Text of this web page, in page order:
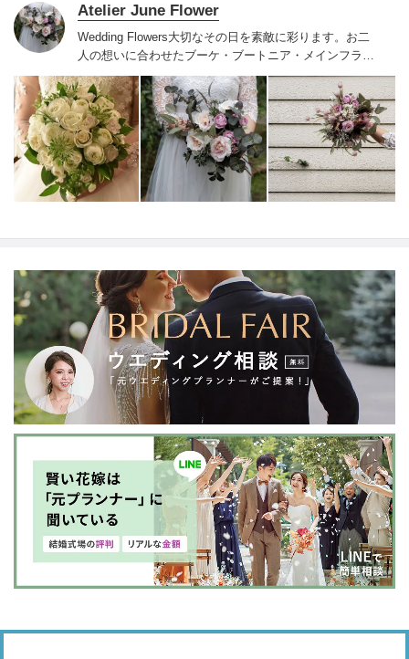
Atelier June Flower
Wedding Flowers大切なその日を素敵に彩ります。 お二
人の想いに合わせたブーケ・ブートニア・メインフラワ
ー・テーブルフラワー好み、テーマ、季節に添ってご提
案、スタイリングいたします。